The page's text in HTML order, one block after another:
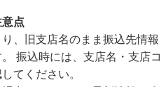
点
、旧支店名のまま振込先情報
振込時には、支店名・支店コ
てください。